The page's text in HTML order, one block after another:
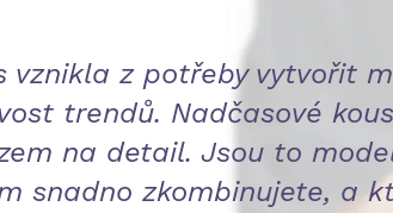
vznikla z potřeby vytvořit
trendů. Nadčasové
na detail. Jsou to
snadno zkombinujete, a